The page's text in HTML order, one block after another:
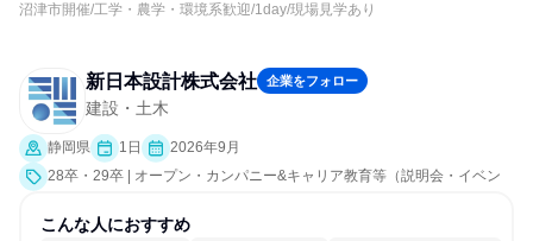
沼津市開催/工学・農学・環境系歓迎/1day/現場見学あり
新日本設計株式会社 企業をフォロー
建設・土木
静岡県 1日
2026年9月
28卒・29卒 | オープン・カンパニー&キャリア教育等（説明会・イベン
こんな人におすすめ